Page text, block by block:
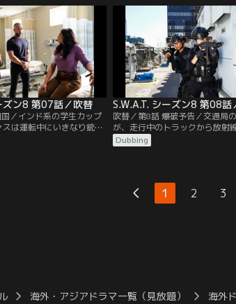
あったという。そこで郡
S.W.A.T.が協力する形で捜
になる。
房の扉が開き囚人達が野放しに
ズン8 第07話／吹替
／インド系の学生カップ
は運転中にいきなり銃を
に銃撃される。2人はなん
成功するが、ヴァスは胸
S.W.A.T. シーズン8 第08話
吹替／第8話 爆破予告／交通局
が、走行中のトラックから放射
知。数日前にラボから盗まれた放
と反応が一致したため、道路が封
Dubbing
1 2 3
海外・アジアドラマ一覧（見放題） 海外